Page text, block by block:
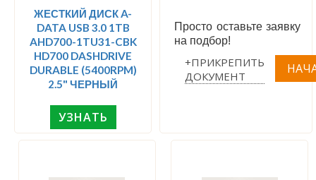
ЖЕСТКИЙ ДИСК A-
DATA USB 3.0 1TB
AHD700-1TU31-CBK
HD700 DASHDRIVE
DURABLE (5400RPM)
2.5" ЧЕРНЫЙ
УЗНАТЬ
Просто оставьте заявку
на подбор!
+ПРИКРЕПИТЬ
ДОКУМЕНТ